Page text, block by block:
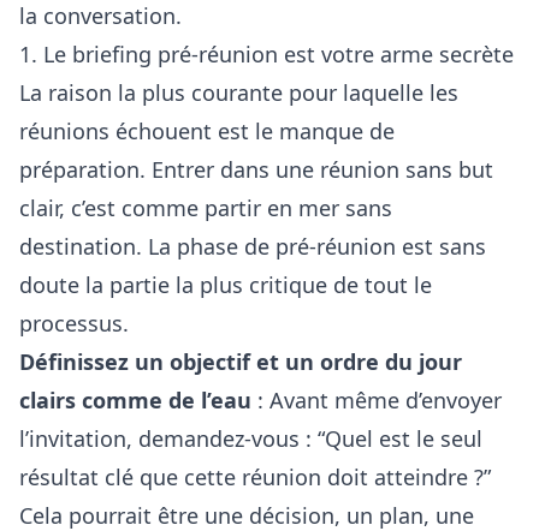
la conversation.
1. Le briefing pré-réunion est votre arme secrète
La raison la plus courante pour laquelle les
réunions échouent est le manque de
préparation. Entrer dans une réunion sans but
clair, c’est comme partir en mer sans
destination. La phase de pré-réunion est sans
doute la partie la plus critique de tout le
processus.
Définissez un objectif et un ordre du jour
clairs comme de l’eau : Avant même d’envoyer
l’invitation, demandez-vous : “Quel est le seul
résultat clé que cette réunion doit atteindre ?”
Cela pourrait être une décision, un plan, une